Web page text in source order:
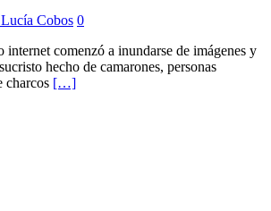
Cobos 0
internet comenzó a inundarse de imágenes y
hecho de camarones, personas
charcos […]